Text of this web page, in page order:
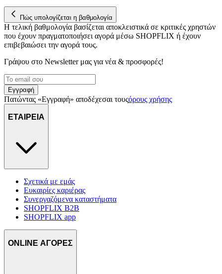
στη συσκευή σας, με σκοπό την προβολή εξατομικευμένων
διαφημίσεων και περιεχομένου, τις μετρήσεις σχετικά με
διαφημίσεις και περιεχόμενο, την καλύτερη εικόνα του κοινού
μας και την ανάπτυξη προϊόντων. Επίσης, κοινοποιούμε
πληροφορίες σχετικά με την από μέρους σας χρήση της
τοποθεσίας μας στους συνεργάτες μέσων κοινωνικής
δικτύωσης, διαφημίσεων και ανάλυσης.
Πώς υπολογίζεται η βαθμολογία
Η τελική βαθμολογία βασίζεται αποκλειστικά σε κριτικές χρηστών
που έχουν πραγματοποιήσει αγορά μέσω SHOPFLIX ή έχουν
επιβεβαιώσει την αγορά τους.
Γράψου στο Νewsletter μας για νέα & προσφορές!
Εγγραφή
Πατώντας «Εγγραφή» αποδέχεσαι τουςόρους χρήσης
ΕΤΑΙΡΕΙΑ
Σχετικά με εμάς
Ευκαιρίες καριέρας
Συνεργαζόμενα καταστήματα
SHOPFLIX B2B
SHOPFLIX app
ONLINE ΑΓΟΡΕΣ